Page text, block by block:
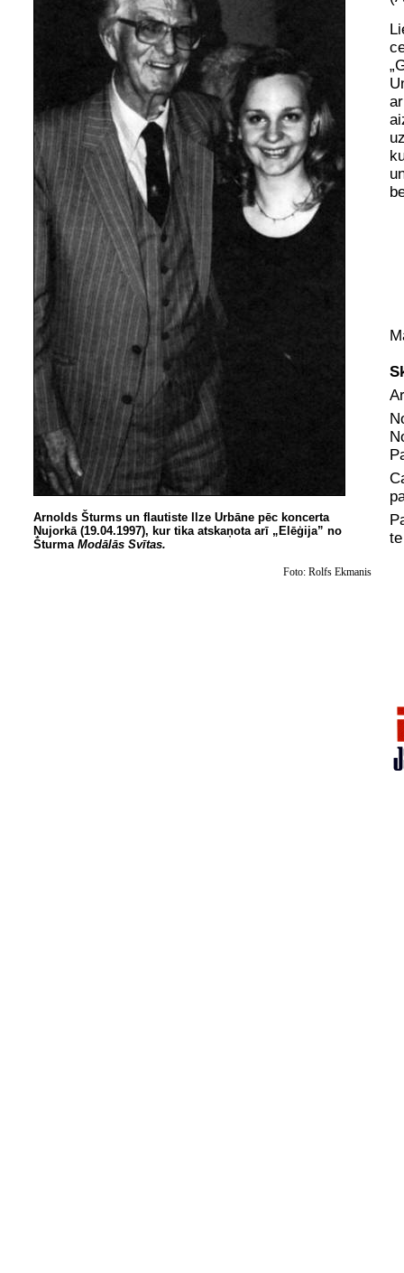
Arnolds Šturms un flautiste Ilze Urbāne pēc koncerta
Ņujorkā (19.04.1997), kur tika atskaņota arī „Elēģija” no
Šturma Modālās Svītas.
Foto: Rolfs Ekmanis